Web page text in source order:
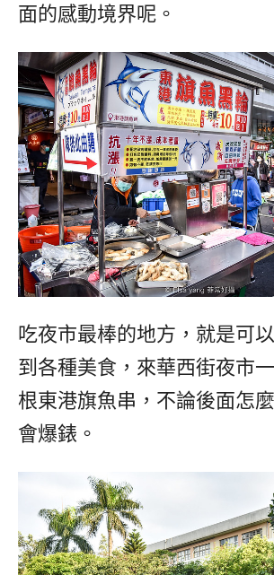
面的感動境界呢。
吃夜市最棒的地方，就是可
到各種美食，來華西街夜市
根東港旗魚串，不論後面怎
會爆錶。